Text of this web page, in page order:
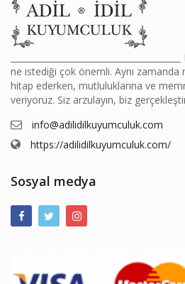
ne istediği çok önemli. Aynı
hitap ederken, mutluluklarına ve
veriyoruz. Siz arzulayın, biz
info@adilidilkuyumculuk.com
https://adilidilkuyumculuk.com/
Sosyal medya